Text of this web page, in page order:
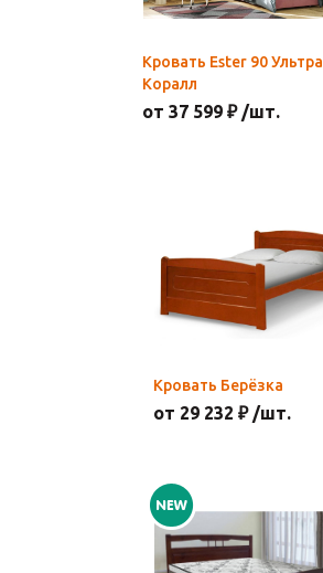
Кровать Ester 90 Ультра
Коралл
от 37 599 ₽ /шт.
Кровать Берёзка
от 29 232 ₽ /шт.